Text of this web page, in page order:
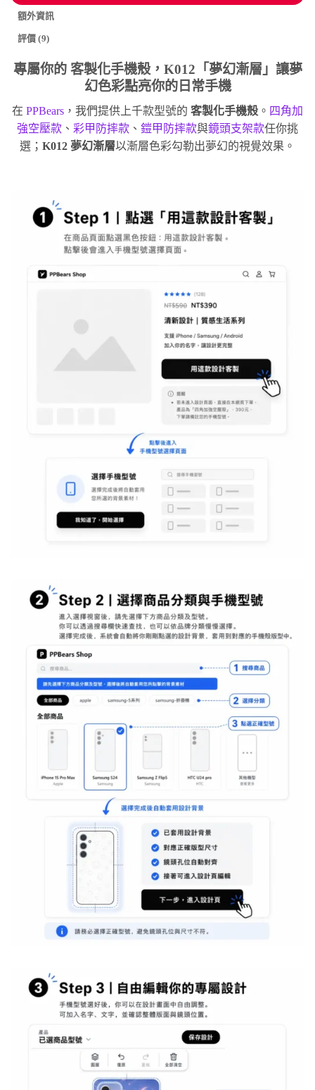
額外資訊
評價 (9)
專屬你的 客製化手機殼，K012「夢幻漸層」讓夢
幻色彩點亮你的日常手機
在 PPBears ，我們提供上千款型號的 客製化手機殼 。 四角加
強空壓款 、 彩甲防摔款 、 鎧甲防摔款與鏡頭支架款任你挑
選； K012 夢幻漸層以漸層色彩勾勒出夢幻的視覺效果。